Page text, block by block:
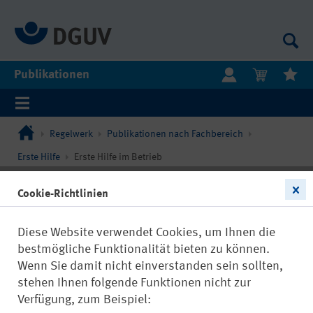
Publikationen
Regelwerk Publikationen nach Fachbereich
Erste Hilfe Erste Hilfe im Betrieb
Cookie-Richtlinien
Diese Website verwendet Cookies, um Ihnen die
bestmögliche Funktionalität bieten zu können.
Wenn Sie damit nicht einverstanden sein sollten,
stehen Ihnen folgende Funktionen nicht zur
Verfügung, zum Beispiel: